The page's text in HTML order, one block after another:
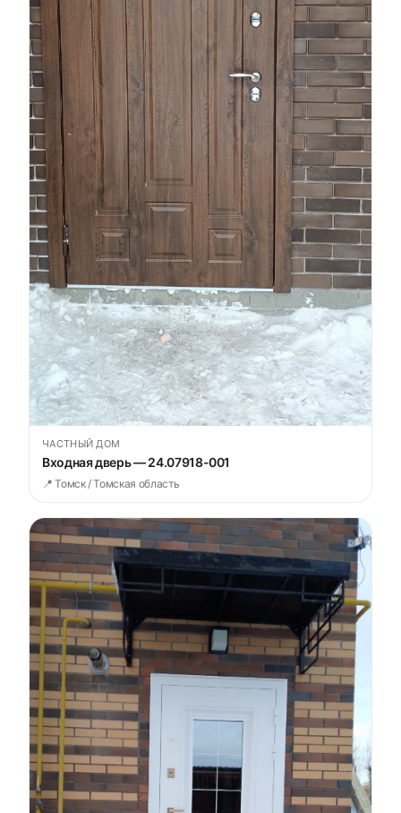
ЧАСТНЫЙ ДОМ
Входная дверь — 24.07918-001
📍 Томск / Томская область